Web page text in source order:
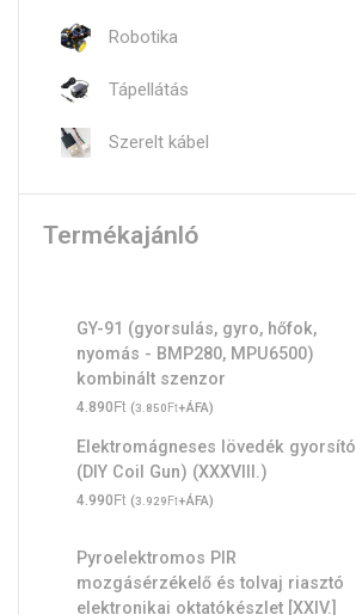
Robotika
Tápellátás
Szerelt kábel
Termékajánló
GY-91 (gyorsulás, gyro, hőfok,
nyomás - BMP280, MPU6500)
kombinált szenzor
4.890Ft (3.850Ft+ÁFA)
Elektromágneses lövedék gyorsító
(DIY Coil Gun) (XXXVIII.)
4.990Ft (3.929Ft+ÁFA)
Pyroelektromos PIR
mozgásérzékelő és tolvaj riasztó
elektronikai oktatókészlet [XXIV.]